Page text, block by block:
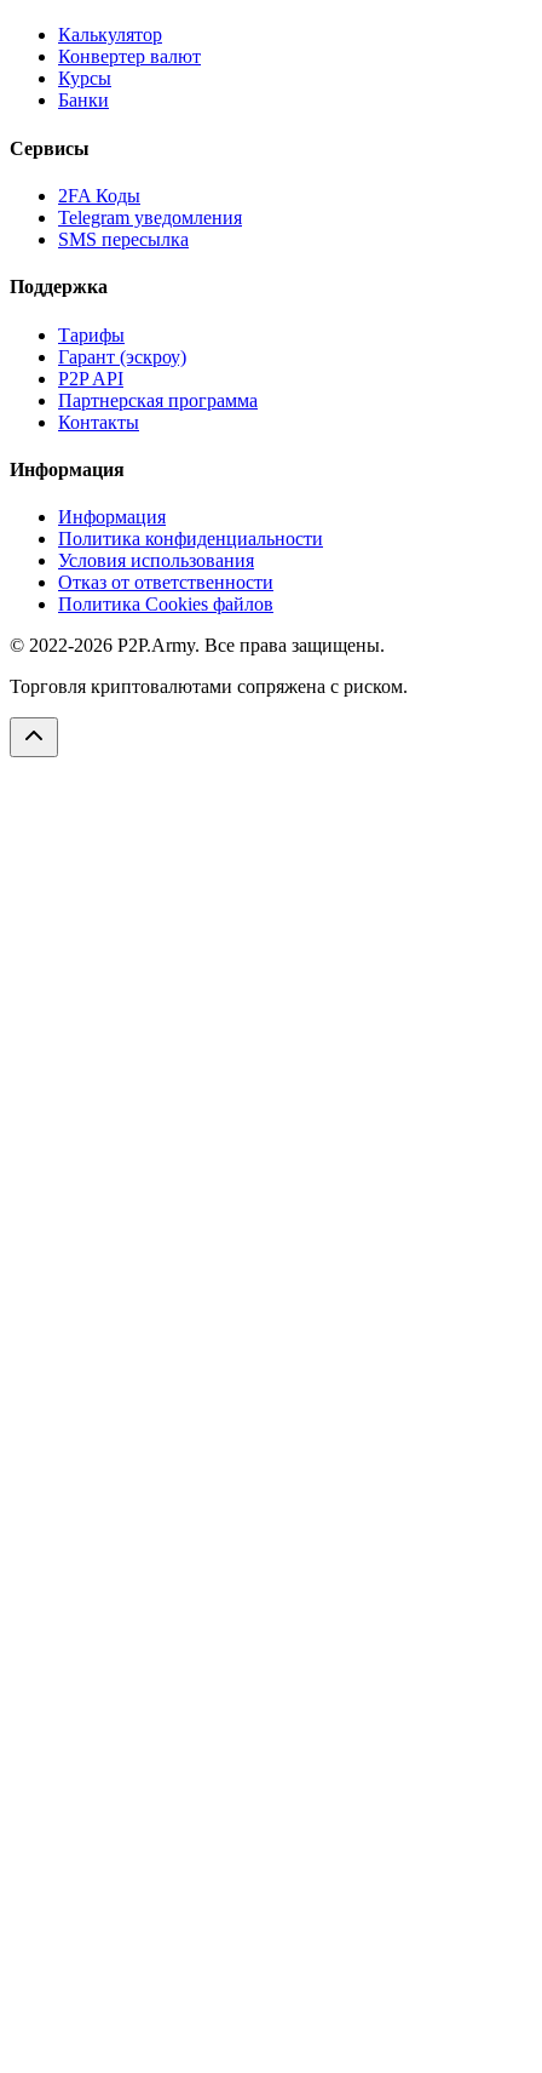
Калькулятор
Конвертер валют
Курсы
Банки
Сервисы
2FA Коды
Telegram уведомления
SMS пересылка
Поддержка
Тарифы
Гарант (эскроу)
P2P API
Партнерская программа
Контакты
Информация
Информация
Политика конфиденциальности
Условия использования
Отказ от ответственности
Политика Cookies файлов
© 2022-2026 P2P.Army. Все права защищены.
Торговля криптовалютами сопряжена с риском.